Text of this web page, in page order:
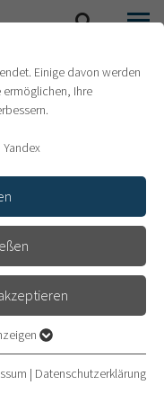
Einige davon werden
Ihre
Yandex
Funktionen der
dass die Webseite
| Datenschutzerklärung